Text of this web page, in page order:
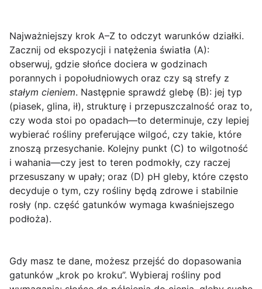
Najważniejszy krok A–Z to odczyt warunków działki.
Zacznij od ekspozycji i natężenia światła (A):
obserwuj, gdzie słońce dociera w godzinach
porannych i popołudniowych oraz czy są strefy z
stałym cieniem. Następnie sprawdź glebę (B): jej typ
(piasek, glina, ił), strukturę i przepuszczalność oraz to,
czy woda stoi po opadach—to determinuje, czy lepiej
wybierać rośliny preferujące wilgoć, czy takie, które
znoszą przesychanie. Kolejny punkt (C) to wilgotność
i wahania—czy jest to teren podmokły, czy raczej
przesuszany w upały; oraz (D) pH gleby, które często
decyduje o tym, czy rośliny będą zdrowe i stabilnie
rosły (np. część gatunków wymaga kwaśniejszego
podłoża).
Gdy masz te dane, możesz przejść do dopasowania
gatunków „krok po kroku”. Wybieraj rośliny pod